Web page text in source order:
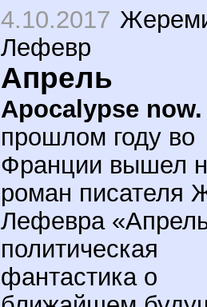
4.10.2017
Лефевр
Апрель
Apocalypse now.
прошлом году во
Франции вышел
роман писателя
Лефевра
политическая
фантастика о